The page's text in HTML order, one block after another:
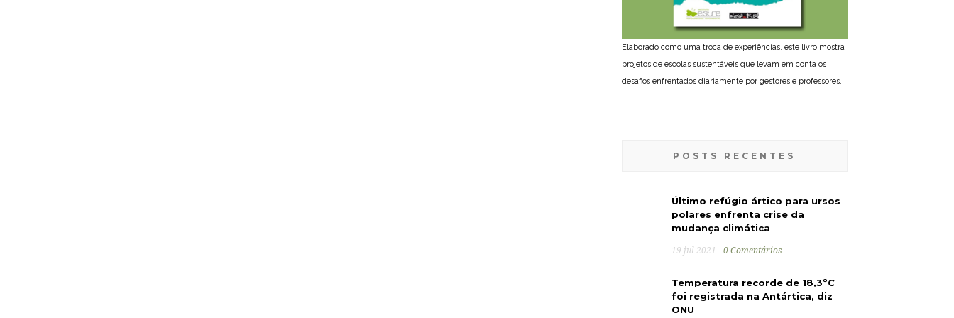
Elaborado como uma troca de experiências, este livro mostra
projetos de escolas sustentáveis que levam em conta os
desafios enfrentados diariamente por gestores e professores.
POSTS RECENTES
Último refúgio ártico para ursos
polares enfrenta crise da
mudança climática
19 jul 2021 0 Comentários
Temperatura recorde de 18,3ºC
foi registrada na Antártica, diz
ONU